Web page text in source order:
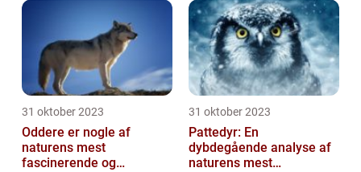
31 oktober 2023
Oddere er nogle af
naturens mest
fascinerende og
31 oktober 2023
Pattedyr: En
dybdegående analyse af
naturens mest